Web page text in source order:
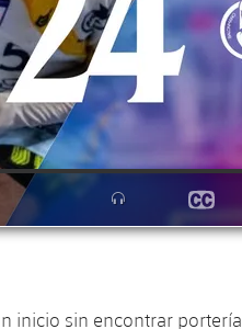
inicio sin encontrar portería